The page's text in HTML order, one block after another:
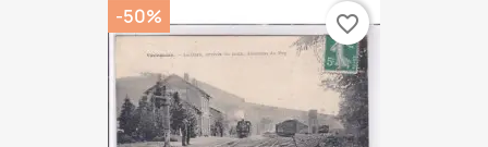
-50% favorite_border